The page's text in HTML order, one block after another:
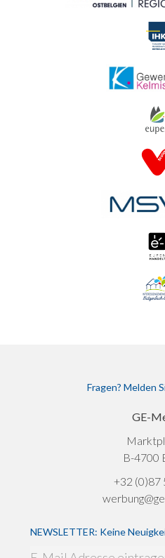
Fragen? Melden
GE-
B-4700
+32 (0)87
NEWSLETTER: Keine